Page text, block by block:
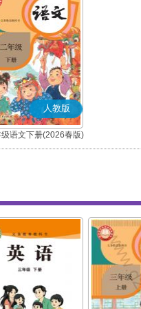
人教版
语文下册(2026春版)
(部编版)